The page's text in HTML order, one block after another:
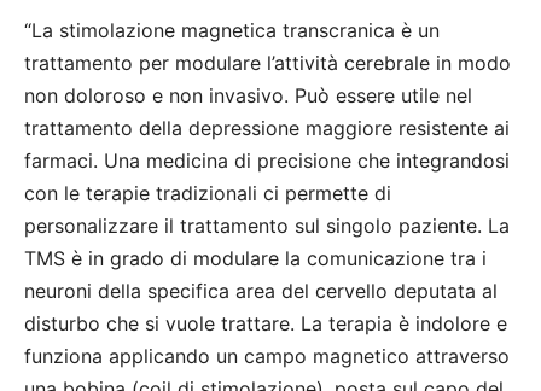
“La stimolazione magnetica transcranica è un
trattamento per modulare l’attività cerebrale in modo
non doloroso e non invasivo. Può essere utile nel
trattamento della depressione maggiore resistente ai
farmaci. Una medicina di precisione che integrandosi
con le terapie tradizionali ci permette di
personalizzare il trattamento sul singolo paziente. La
TMS è in grado di modulare la comunicazione tra i
neuroni della specifica area del cervello deputata al
disturbo che si vuole trattare. La terapia è indolore e
funziona applicando un campo magnetico attraverso